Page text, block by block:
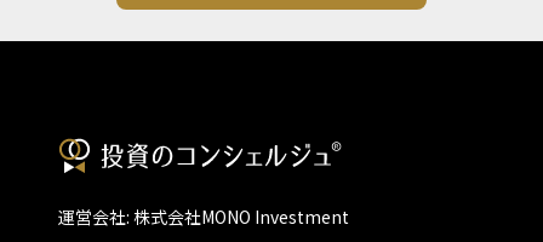
運営会社: 株式会社MONO Investment